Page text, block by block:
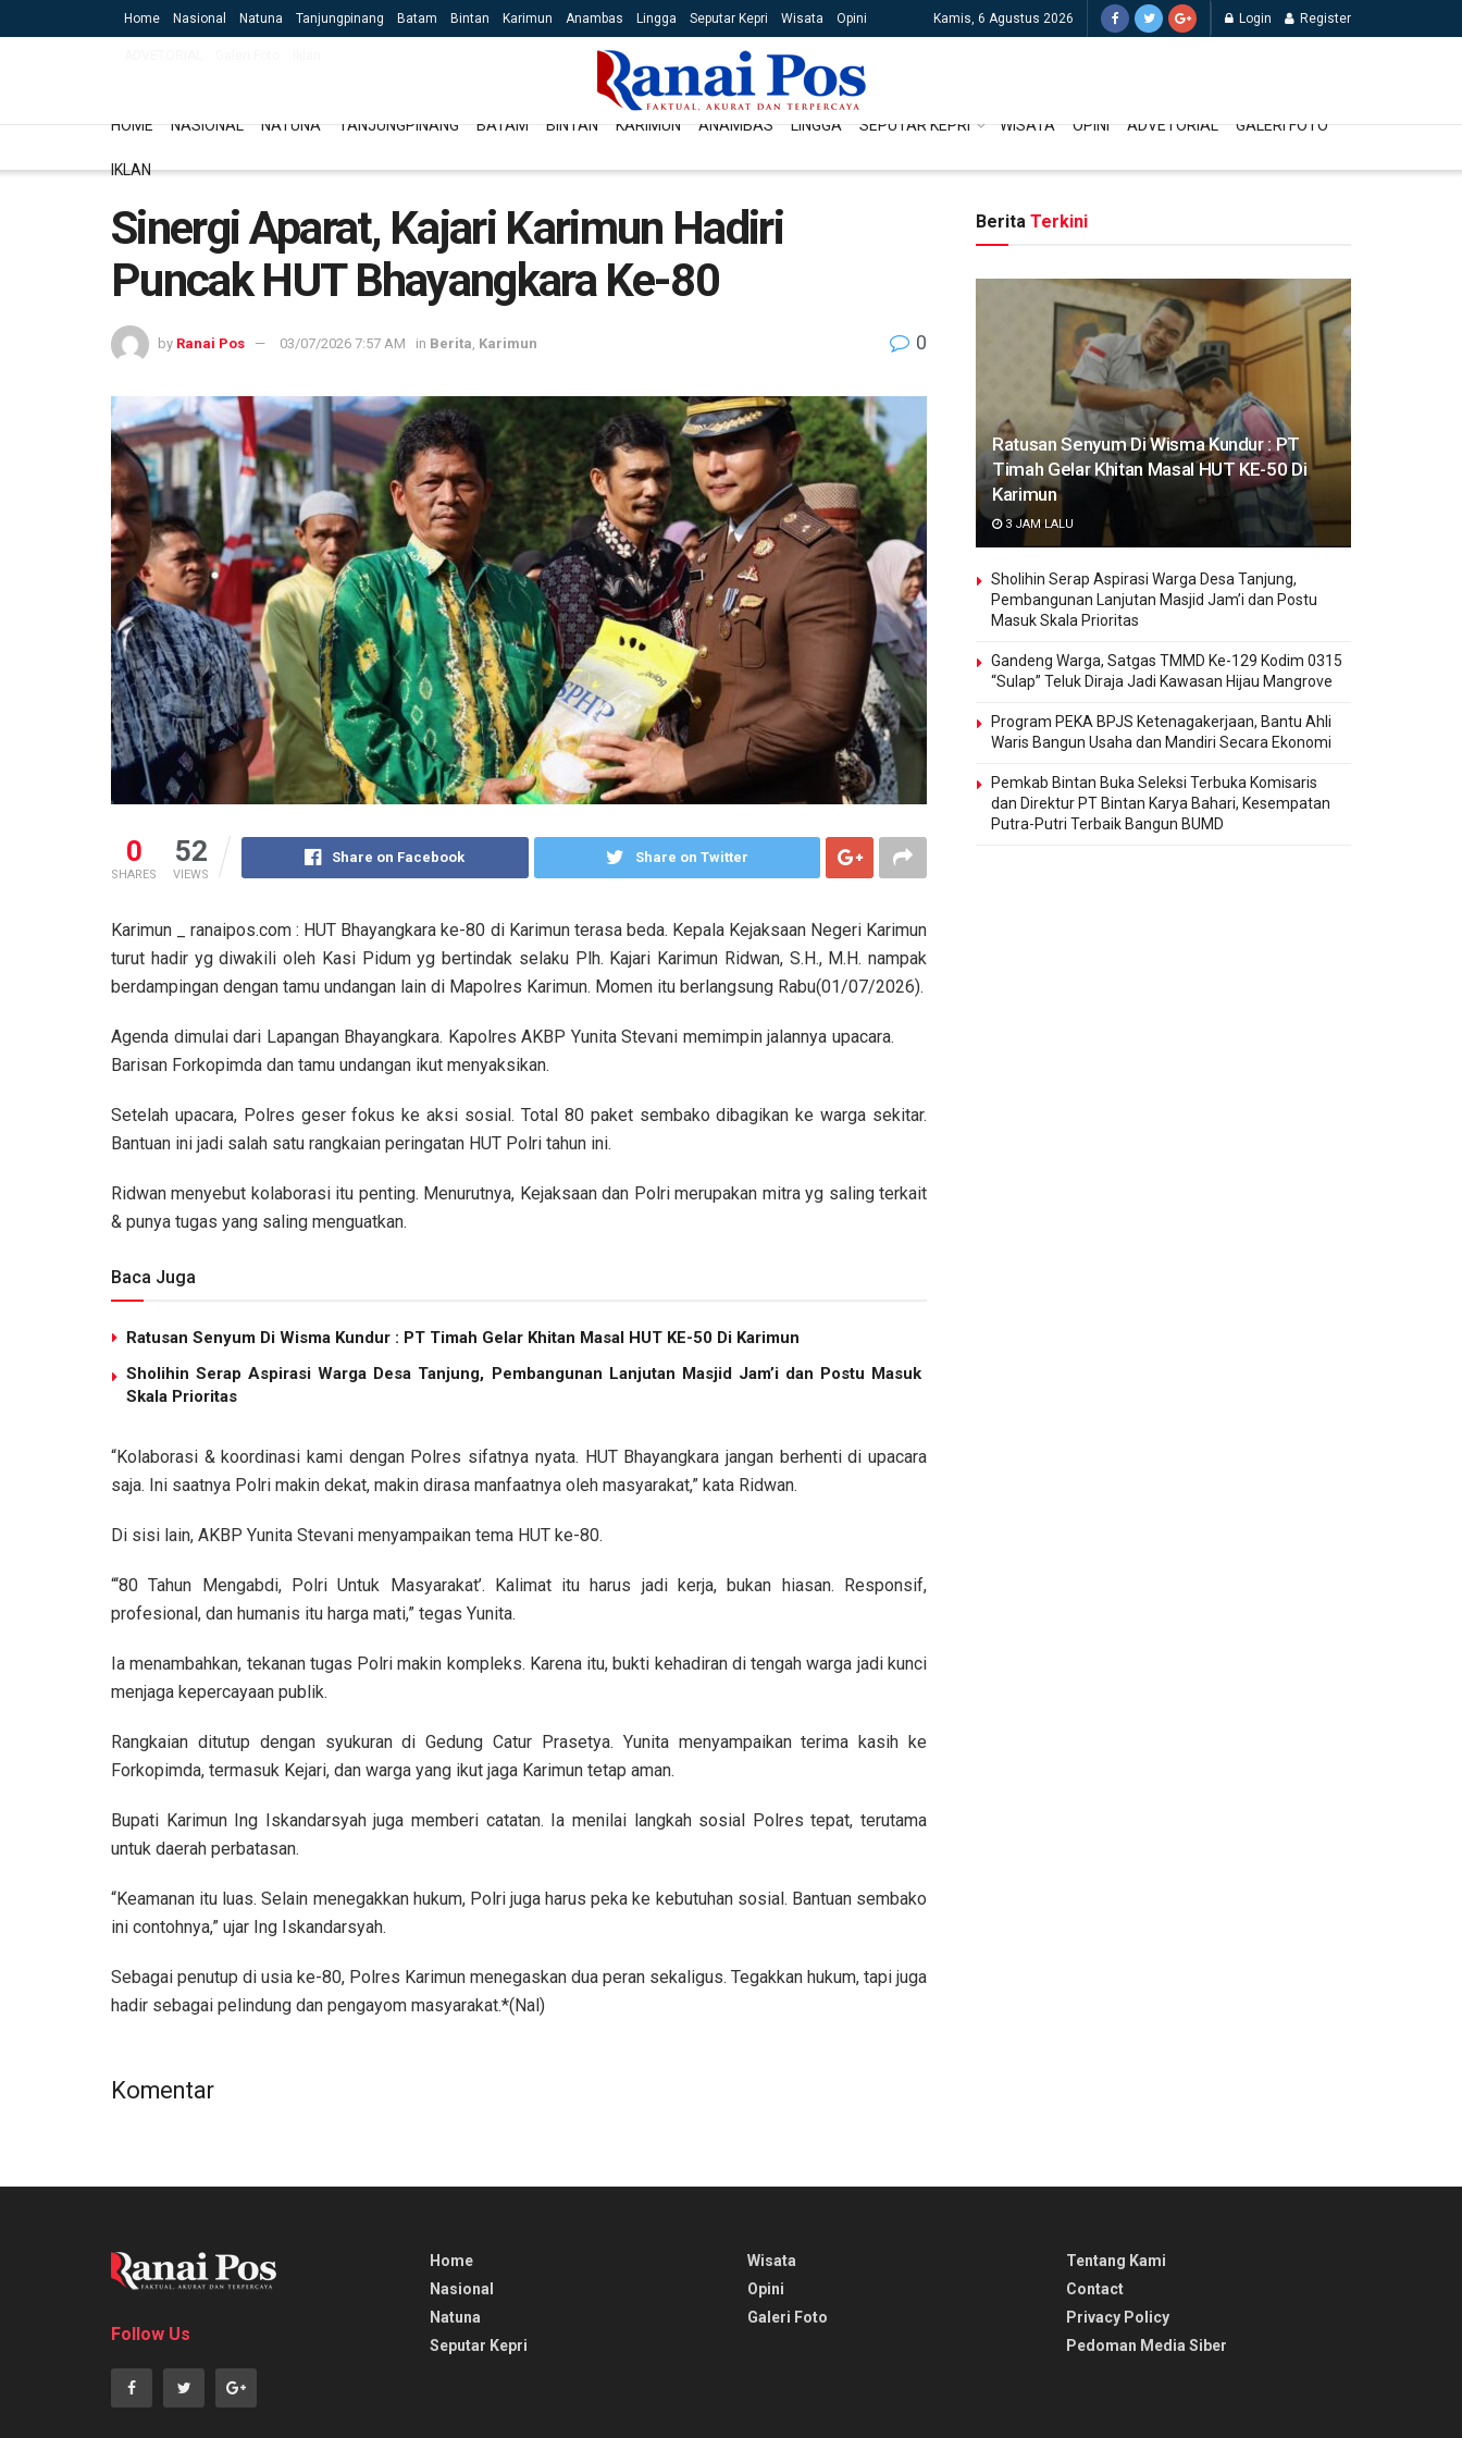
Home Nasional Natuna Tanjungpinang Batam Bintan Karimun Anambas Lingga Seputar Kepri Wisata Opini Kamis, 6 Agustus 2026 Login Register
HOME NASIONAL NATUNA TANJUNGPINANG BATAM BINTAN KARIMUN ANAMBAS LINGGA SEPUTAR KEPRI WISATA OPINI ADVETORIAL GALERI FOTO
IKLAN
Sinergi Aparat, Kajari Karimun Hadiri
Puncak HUT Bhayangkara Ke-80
by Ranai Pos 03/07/2026 7:57 AM in Berita Karimun 0
0
SHARES
52
VIEWS
Share on Facebook Share on Twitter
Karimun _ ranaipos.com : HUT Bhayangkara ke-80 di Karimun terasa beda. Kepala Kejaksaan Negeri Karimun
turut hadir yg diwakili oleh Kasi Pidum yg bertindak selaku Plh. Kajari Karimun Ridwan, S.H., M.H. nampak
berdampingan dengan tamu undangan lain di Mapolres Karimun. Momen itu berlangsung Rabu(01/07/2026).
Agenda dimulai dari Lapangan Bhayangkara. Kapolres AKBP Yunita Stevani memimpin jalannya upacara.
Barisan Forkopimda dan tamu undangan ikut menyaksikan.
Setelah upacara, Polres geser fokus ke aksi sosial. Total 80 paket sembako dibagikan ke warga sekitar.
Bantuan ini jadi salah satu rangkaian peringatan HUT Polri tahun ini.
Ridwan menyebut kolaborasi itu penting. Menurutnya, Kejaksaan dan Polri merupakan mitra yg saling terkait
& punya tugas yang saling menguatkan.
Baca Juga
Ratusan Senyum Di Wisma Kundur : PT Timah Gelar Khitan Masal HUT KE-50 Di Karimun
Sholihin Serap Aspirasi Warga Desa Tanjung, Pembangunan Lanjutan Masjid Jam’i dan Postu Masuk
Skala Prioritas
“Kolaborasi & koordinasi kami dengan Polres sifatnya nyata. HUT Bhayangkara jangan berhenti di upacara
saja. Ini saatnya Polri makin dekat, makin dirasa manfaatnya oleh masyarakat,” kata Ridwan.
Di sisi lain, AKBP Yunita Stevani menyampaikan tema HUT ke-80.
“‘80 Tahun Mengabdi, Polri Untuk Masyarakat’. Kalimat itu harus jadi kerja, bukan hiasan. Responsif,
profesional, dan humanis itu harga mati,” tegas Yunita.
Ia menambahkan, tekanan tugas Polri makin kompleks. Karena itu, bukti kehadiran di tengah warga jadi kunci
menjaga kepercayaan publik.
Rangkaian ditutup dengan syukuran di Gedung Catur Prasetya. Yunita menyampaikan terima kasih ke
Forkopimda, termasuk Kejari, dan warga yang ikut jaga Karimun tetap aman.
Bupati Karimun Ing Iskandarsyah juga memberi catatan. Ia menilai langkah sosial Polres tepat, terutama
untuk daerah perbatasan.
“Keamanan itu luas. Selain menegakkan hukum, Polri juga harus peka ke kebutuhan sosial. Bantuan sembako
ini contohnya,” ujar Ing Iskandarsyah.
Sebagai penutup di usia ke-80, Polres Karimun menegaskan dua peran sekaligus. Tegakkan hukum, tapi juga
hadir sebagai pelindung dan pengayom masyarakat.*(Nal)
Komentar
Berita Terkini
Ratusan Senyum Di Wisma Kundur : PT
Timah Gelar Khitan Masal HUT KE-50 Di
Karimun
3 JAM LALU
Sholihin Serap Aspirasi Warga Desa Tanjung,
Pembangunan Lanjutan Masjid Jam’i dan Postu
Masuk Skala Prioritas
Gandeng Warga, Satgas TMMD Ke-129 Kodim 0315
“Sulap” Teluk Diraja Jadi Kawasan Hijau Mangrove
Program PEKA BPJS Ketenagakerjaan, Bantu Ahli
Waris Bangun Usaha dan Mandiri Secara Ekonomi
Pemkab Bintan Buka Seleksi Terbuka Komisaris
dan Direktur PT Bintan Karya Bahari, Kesempatan
Putra-Putri Terbaik Bangun BUMD
Follow Us
Home
Nasional
Natuna
Seputar Kepri
Wisata
Opini
Galeri Foto
Tentang Kami
Contact
Privacy Policy
Pedoman Media Siber